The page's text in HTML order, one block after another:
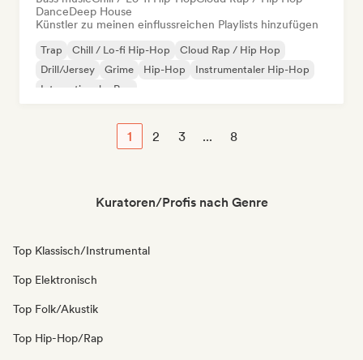
DanceDeep House
Künstler zu meinen einflussreichen Playlists hinzufügen
Trap Chill / Lo-fi Hip-Hop
Cloud Rap / Hip Hop
Drill/Jersey
Grime Hip-Hop
Instrumentaler Hip-Hop
Internationaler Rap
1 2 3 ... 8
Kuratoren/Profis nach Genre
Top Klassisch/Instrumental
Top Elektronisch
Top Folk/Akustik
Top Hip-Hop/Rap